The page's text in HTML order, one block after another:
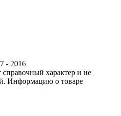
- 2016
характер и не
Информацию о товаре